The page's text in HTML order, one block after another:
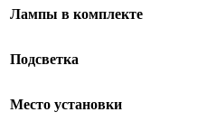
Лампы в комплекте
Подсветка
Место установки